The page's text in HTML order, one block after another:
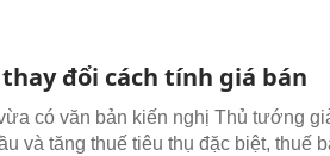
đổi cách tính giá bán
có văn bản kiến nghị Thủ tướng
và tăng thuế tiêu thụ đặc biệt, thuế